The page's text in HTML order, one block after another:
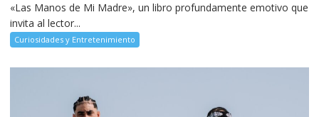
«Las Manos de Mi Madre», un libro profundamente emotivo que
invita al lector...
Curiosidades y Entretenimiento